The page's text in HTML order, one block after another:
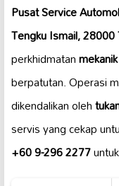
Pusat Service
Tengku Ismail,
perkhidmatanmekanik
berpatutan. Operasi
dikendalikan oleh
servis yang cekap
+60 9-296 2277